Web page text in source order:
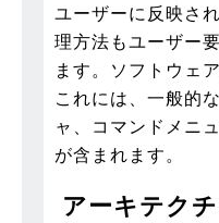
ユーザーに反映さ
理方法もユーザー
ます。ソフトウェ
これには、一般的
ャ、コマンドメニ
が含まれます。
アーキテク